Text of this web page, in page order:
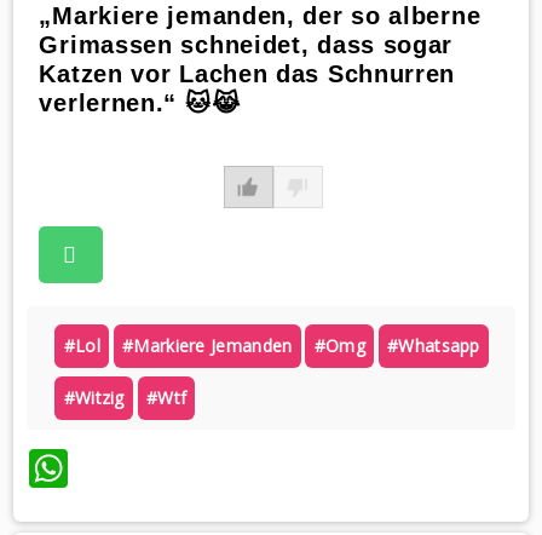
„Markiere jemanden, der so alberne
Grimassen schneidet, dass sogar
Katzen vor Lachen das Schnurren
verlernen.“ 🐱😹
#lol #markiere Jemanden #omg #whatsapp
#witzig #wtf
WhatsApp